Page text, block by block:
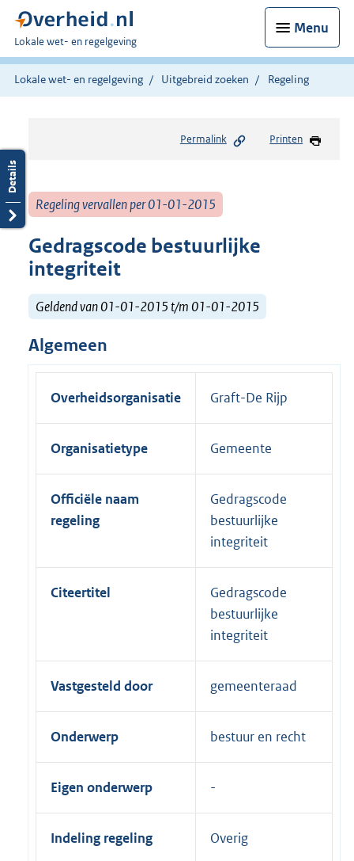
Menu
U
bent
hier:
Lokale wet- en regelgeving
Lokale wet- en regelgeving Uitgebreid zoeken Regeling
Permalink Printen
Regeling vervallen per 01-01-2015
Gedragscode bestuurlijke
integriteit
Geldend van 01-01-2015 t/m 01-01-2015
Algemeen
Overheidsorganisatie Graft-De Rijp
Organisatietype Gemeente
Officiële naam
regeling
Gedragscode
bestuurlijke
integriteit
Citeertitel
Gedragscode
bestuurlijke
integriteit
Vastgesteld door gemeenteraad
Onderwerp bestuur en recht
Eigen onderwerp
Indeling regeling Overig